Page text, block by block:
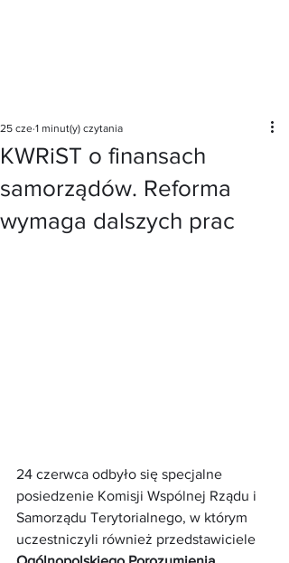
KWRiST o finansach
samorządów. Reforma
wymaga dalszych prac
25 cze 1 minut(y) czytania
24 czerwca odbyło się specjalne
posiedzenie Komisji Wspólnej Rządu i
Samorządu Terytorialnego, w którym
uczestniczyli również przedstawiciele